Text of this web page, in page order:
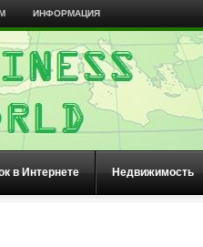
ИНФОРМАЦИЯ
в Интернете Недвижимость